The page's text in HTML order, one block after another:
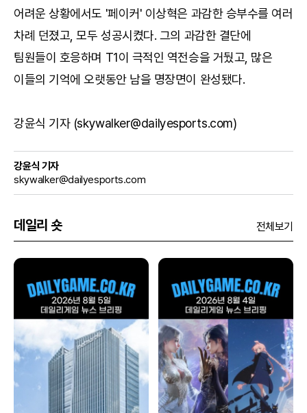
어려운 상황에서도 '페이커' 이상혁은 과감한 승부수를 여러
차례 던졌고, 모두 성공시켰다. 그의 과감한 결단에
팀원들이 호응하며 T1이 극적인 역전승을 거뒀고, 많은
이들의 기억에 오랫동안 남을 명장면이 완성됐다.
강윤식 기자 (skywalker@dailyesports.com)
강윤식 기자
skywalker@dailyesports.com
데일리 숏 전체보기